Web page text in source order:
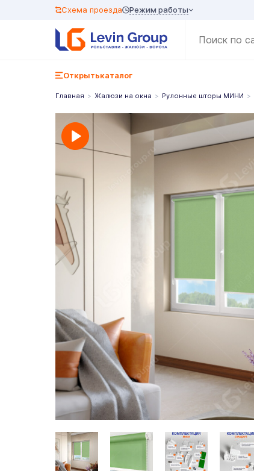
Схема проезда Режим работы
Открытькаталог
Главная Жалюзи на окна Рулонные шторы МИНИ